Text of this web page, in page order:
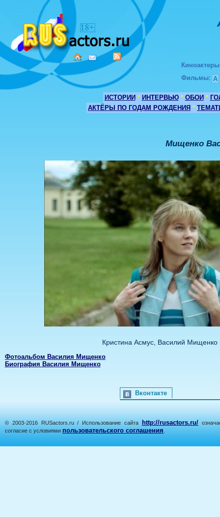
Киноактеры
Фильмы: А
ИСТОРИИ * ИНТЕРВЬЮ * ОБОИ *
АКТЁРЫ ПО ГОДАМ РОЖДЕНИЯ *
Мищенко
Кристина Асмус, Василий
Фотоальбом Василия Мищенко
Биография Василия Мищенко
Вконтакте
© 2003-2016 RUSactors.ru / Использование сайта http://rusactors.ru/
согласие с условиями пользовательского соглашения